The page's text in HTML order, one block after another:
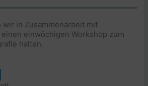
wir in Zusammenarbeit mit
einwöchigen Workshop zum
halten.